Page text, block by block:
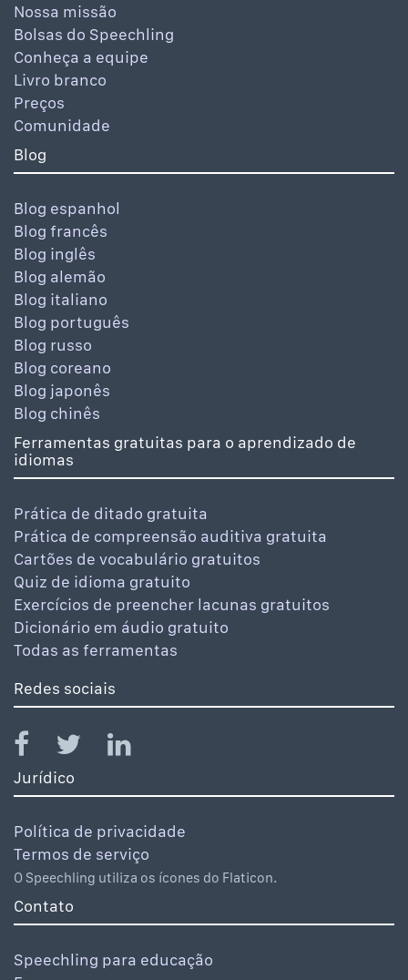
Nossa missão
Bolsas do Speechling
Conheça a equipe
Livro branco
Preços
Comunidade
Blog
Blog espanhol
Blog francês
Blog inglês
Blog alemão
Blog italiano
Blog português
Blog russo
Blog coreano
Blog japonês
Blog chinês
Ferramentas gratuitas para o aprendizado de
idiomas
Prática de ditado gratuita
Prática de compreensão auditiva gratuita
Cartões de vocabulário gratuitos
Quiz de idioma gratuito
Exercícios de preencher lacunas gratuitos
Dicionário em áudio gratuito
Todas as ferramentas
Redes sociais
Jurídico
Política de privacidade
Termos de serviço
O Speechling utiliza os ícones do Flaticon.
Contato
Speechling para educação